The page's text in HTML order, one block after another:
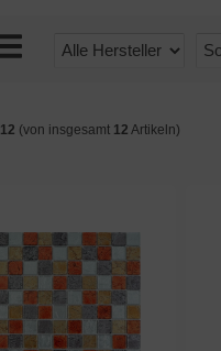
12 (von insgesamt 12 Artikeln)